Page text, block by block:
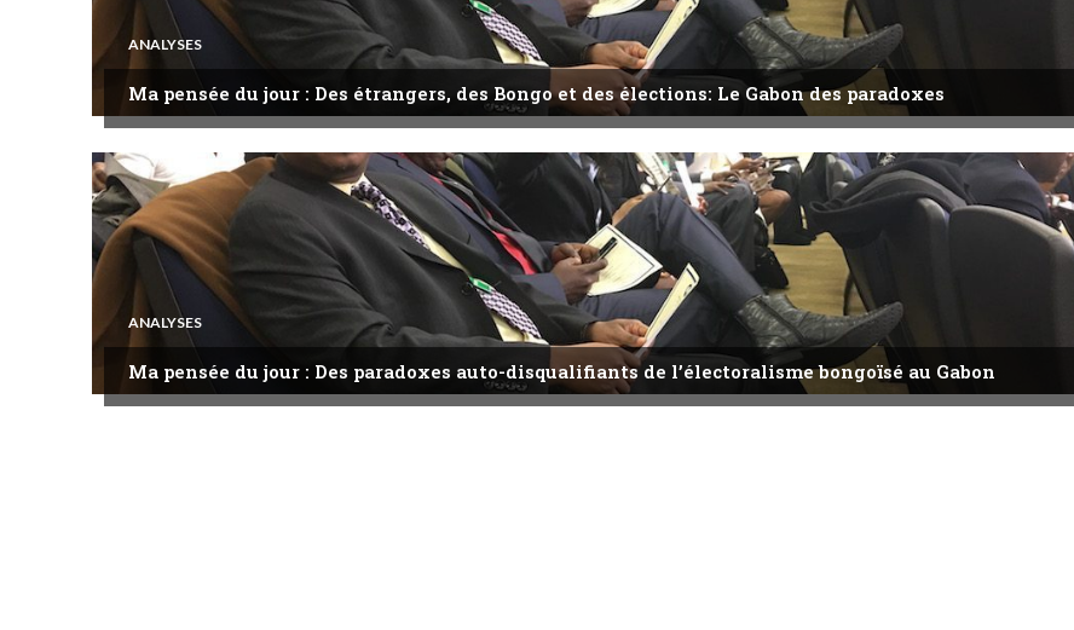
ANALYSES
Ma pensée du jour : Des étrangers, des Bongo et des élections: Le Gabon des paradoxes
ANALYSES
Ma pensée du jour : Des paradoxes auto-disqualifiants de l’électoralisme bongoïsé au Gabon